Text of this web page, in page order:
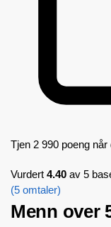
Tjen 2 990 poeng
Vurdert 4.40 av 5
(5 omtaler)
Menn over